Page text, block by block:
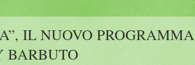
IL NUOVO PROGRAMMA
BARBUTO